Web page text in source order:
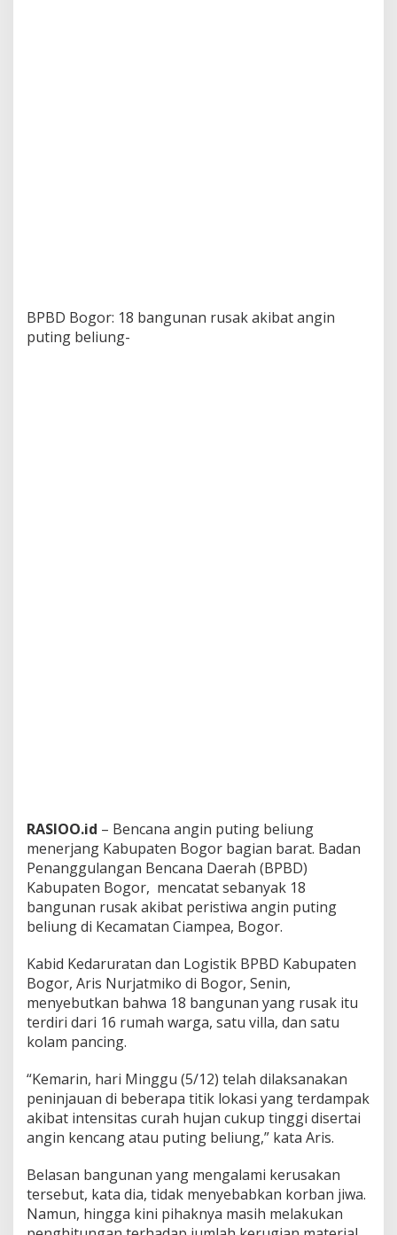
BPBD Bogor: 18 bangunan rusak akibat angin
puting beliung-
RASIOO.id – Bencana angin puting beliung
menerjang Kabupaten Bogor bagian barat. Badan
Penanggulangan Bencana Daerah (BPBD)
Kabupaten Bogor, mencatat sebanyak 18
bangunan rusak akibat peristiwa angin puting
beliung di Kecamatan Ciampea, Bogor.
Kabid Kedaruratan dan Logistik BPBD Kabupaten
Bogor, Aris Nurjatmiko di Bogor, Senin,
menyebutkan bahwa 18 bangunan yang rusak itu
terdiri dari 16 rumah warga, satu villa, dan satu
kolam pancing.
“Kemarin, hari Minggu (5/12) telah dilaksanakan
peninjauan di beberapa titik lokasi yang terdampak
akibat intensitas curah hujan cukup tinggi disertai
angin kencang atau puting beliung,” kata Aris.
​​​Belasan bangunan yang mengalami kerusakan
tersebut, kata dia, tidak menyebabkan korban jiwa.
Namun, hingga kini pihaknya masih melakukan